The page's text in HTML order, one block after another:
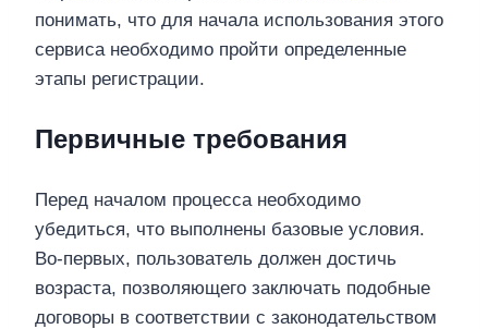
понимать, что для начала использования этого
сервиса необходимо пройти определенные
этапы регистрации.
Первичные требования
Перед началом процесса необходимо
убедиться, что выполнены базовые условия.
Во-первых, пользователь должен достичь
возраста, позволяющего заключать подобные
договоры в соответствии с законодательством